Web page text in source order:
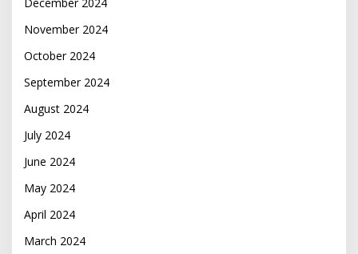
November 2024
October 2024
September 2024
August 2024
July 2024
June 2024
May 2024
April 2024
March 2024